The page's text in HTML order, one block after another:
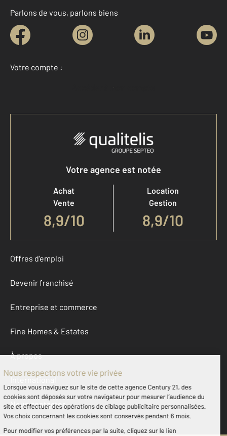
Parlons de vous, parlons biens
Votre compte :
Accéder à mon compte
Votre agence est notée
Achat
Vente
8,9/10
Location
Gestion
8,9/10
Offres d'emploi
Devenir franchisé
Entreprise et commerce
Fine Homes & Estates
À propos
International
Nous contacter